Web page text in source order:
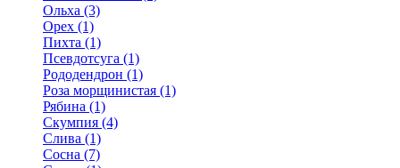
Ольха (3)
Орех (1)
Пихта (1)
Псевдотсуга (1)
Рододендрон (1)
Роза морщинистая (1)
Рябина (1)
Скумпия (4)
Слива (1)
Сосна (7)